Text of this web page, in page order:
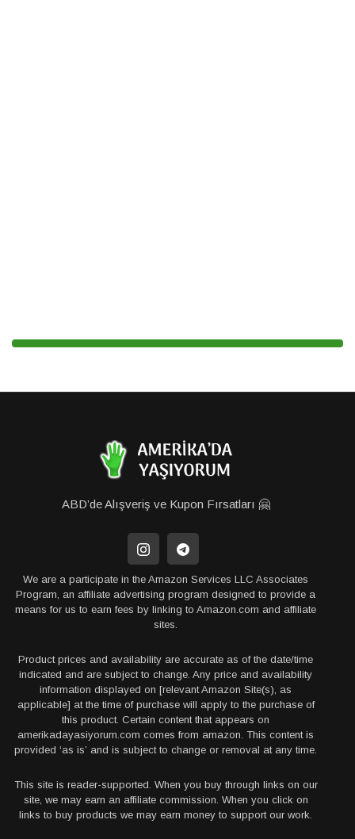
ABD’de Alışveriş ve Kupon Fırsatları 🤗
We are a participate in the Amazon Services LLC Associates
Program, an affiliate advertising program designed to provide a
means for us to earn fees by linking to Amazon.com and affiliate
sites.
Product prices and availability are accurate as of the date/time
indicated and are subject to change. Any price and availability
information displayed on [relevant Amazon Site(s), as
applicable] at the time of purchase will apply to the purchase of
this product. Certain content that appears on
amerikadayasiyorum.com comes from amazon. This content is
provided ‘as is’ and is subject to change or removal at any time.
This site is reader-supported. When you buy through links on our
site, we may earn an affiliate commission. When you click on
links to buy products we may earn money to support our work.